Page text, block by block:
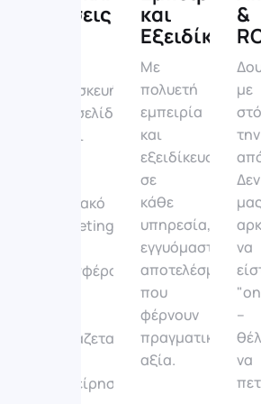
Λύσεις
κατασκευή
ιστοσελίδας
μέχρι
ψηφιακό
marketing
προσφέρουμε
χρειάζεται
επιχείρησή
και
Εξειδίκευση
Με
πολυετή
εμπειρία
και
εξειδίκευση
σε
κάθε
υπηρεσία,
εγγυόμαστε
αποτελέσματα
που
φέρνουν
πραγματική
αξία.
&
με
την
Δεν
μας
να
–
να